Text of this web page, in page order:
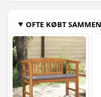
OFTE KØBT